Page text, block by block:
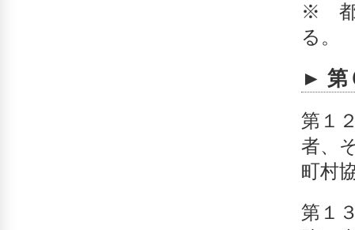
※ 都
る。
► 第
第１
者、
町村
第１